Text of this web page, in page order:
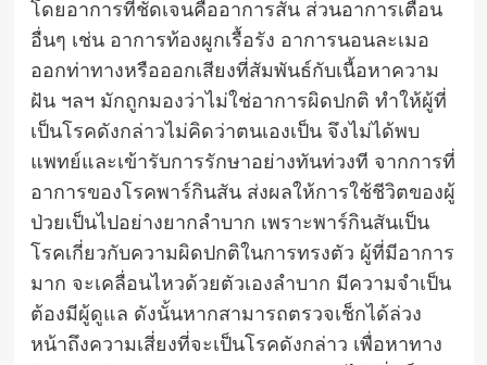
โดยอาการที่ชัดเจนคืออาการสั่น ส่วนอาการเตือน
อื่นๆ เช่น อาการท้องผูกเรื้อรัง อาการนอนละเมอ
ออกท่าทางหรือออกเสียงที่สัมพันธ์กับเนื้อหาความ
ฝัน ฯลฯ มักถูกมองว่าไม่ใช่อาการผิดปกติ ทำให้ผู้ที่
เป็นโรคดังกล่าวไม่คิดว่าตนเองเป็น จึงไม่ได้พบ
แพทย์และเข้ารับการรักษาอย่างทันท่วงที จากการที่
อาการของโรคพาร์กินสัน ส่งผลให้การใช้ชีวิตของผู้
ป่วยเป็นไปอย่างยากลำบาก เพราะพาร์กินสันเป็น
โรคเกี่ยวกับความผิดปกติในการทรงตัว ผู้ที่มีอาการ
มาก จะเคลื่อนไหวด้วยตัวเองลำบาก มีความจำเป็น
ต้องมีผู้ดูแล ดังนั้นหากสามารถตรวจเช็กได้ล่วง
หน้าถึงความเสี่ยงที่จะเป็นโรคดังกล่าว เพื่อหาทาง